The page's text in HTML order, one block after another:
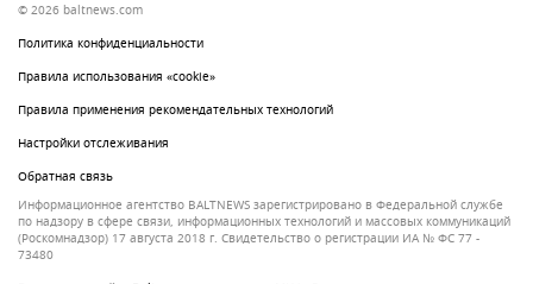
© 2026 baltnews.com
Политика конфиденциальности
Правила использования «cookie»
Правила применения рекомендательных технологий
Настройки отслеживания
Обратная связь
Информационное агентство BALTNEWS зарегистрировано в Федеральной службе
по надзору в сфере связи, информационных технологий и массовых коммуникаций
(Роскомнадзор) 17 августа 2018 г. Свидетельство о регистрации ИА № ФС 77 -
73480